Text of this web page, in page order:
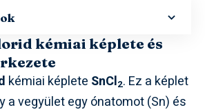
kémiai képlete és
kémiai képlete SnCl2. Ez a képlet
a vegyület egy ónatomot (Sn) és